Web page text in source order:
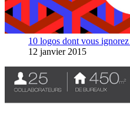
10 logos dont vous ignorez
12 janvier 2015